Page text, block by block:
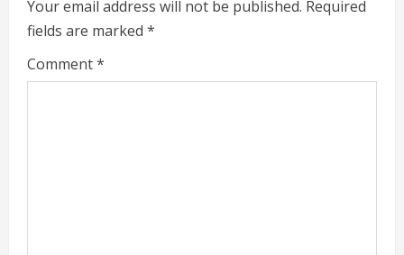
R
e
Your email address will not be published. Required
fields are marked *
Comment*